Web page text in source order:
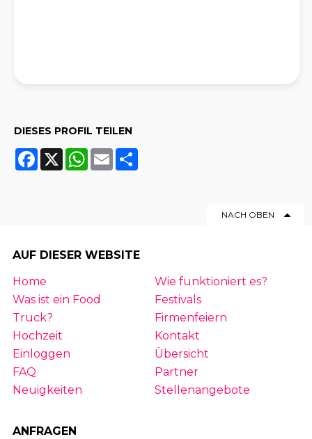
DIESES PROFIL TEILEN
Facebook
X WhatsApp
Email
NACH OBEN
AUF DIESER WEBSITE
Home
Wie funktioniert es?
Was ist ein Food
Truck?
Festivals
Firmenfeiern
Hochzeit
Kontakt
Einloggen
Übersicht
FAQ
Partner
Neuigkeiten
Stellenangebote
ANFRAGEN